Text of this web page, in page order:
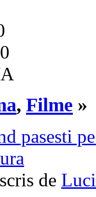
, Filme »
pasesti
de